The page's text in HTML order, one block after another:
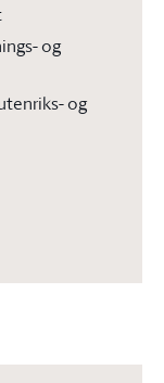
og
og